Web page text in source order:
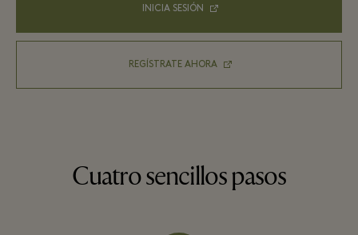
INICIA SESIÓN
REGÍSTRATE AHORA
Cuatro sencillos pasos